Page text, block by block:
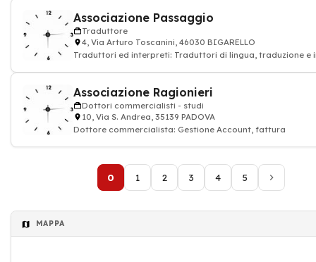
Associazione Passaggio
Traduttore
4, Via Arturo Toscanini, 46030 BIGARELLO
Traduttori ed interpreti: Traduttori di lingua, traduzione e
Associazione Ragionieri
Dottori commercialisti - studi
10, Via S. Andrea, 35139 PADOVA
Dottore commercialista: Gestione Account, fattura
0 1 2 3 4 5
MAPPA